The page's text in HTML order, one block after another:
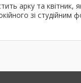
арку та
зі